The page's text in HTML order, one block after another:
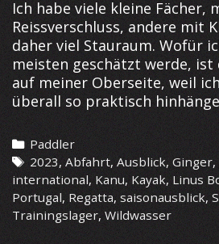
Ich habe viele kleine Fächer,
Reissverschluss, andere mit
daher viel Stauraum. Wofür
meisten geschätzt werde, ist
auf meiner Oberseite, weil
überall so praktisch
Categories
Paddler
Tags
2023,Abfahrt,Ausblick,Ginger,
international,Kanu, Kayak, Linus
Portugal, Regatta, saisonausblick,
Trainingslager,Wildwasser